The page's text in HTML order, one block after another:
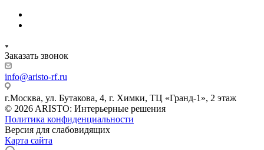
Заказать звонок
info@aristo-rf.ru
г.Москва, ул. Бутакова, 4, г. Химки, ТЦ «Гранд-1», 2 этаж
© 2026 ARISTO: Интерьерные решения
Политика конфиденциальности
Версия для слабовидящих
Карта сайта